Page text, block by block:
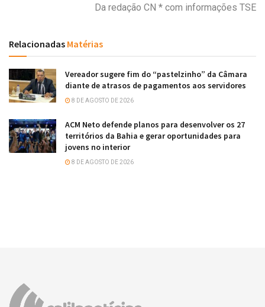
Da redação CN * com informações TSE
Relacionadas Matérias
Vereador sugere fim do “pastelzinho” da Câmara
diante de atrasos de pagamentos aos servidores
8 DE AGOSTO DE 2026
ACM Neto defende planos para desenvolver os 27
territórios da Bahia e gerar oportunidades para
jovens no interior
8 DE AGOSTO DE 2026